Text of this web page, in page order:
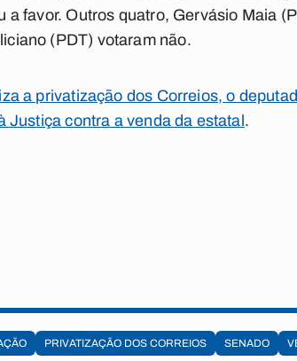
a favor. Outros quatro, Gervásio Maia
(PDT) votaram não.
a privatização dos Correios, o
Justiça contra a venda da estatal .
PRIVATIZAÇÃO DOS CORREIOS SENADO